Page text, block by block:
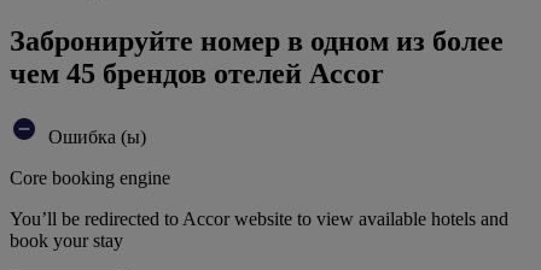
Забронируйте номер в одном из более
чем 45 брендов отелей Accor
Ошибка (ы)
Core booking engine
You’ll be redirected to Accor website to view available hotels and
book your stay